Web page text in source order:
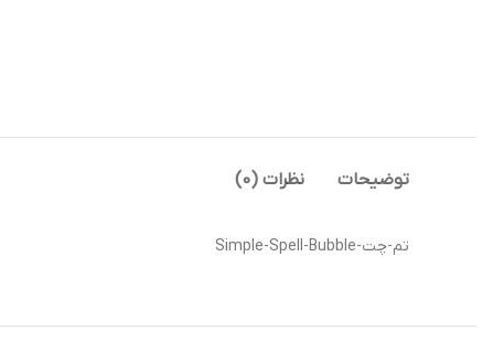
توضیحات نظرات (0)
تم-چت-Simple-Spell-Bubble